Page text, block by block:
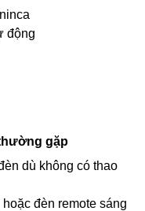
động
gặp
dù không có thao
đèn remote sáng